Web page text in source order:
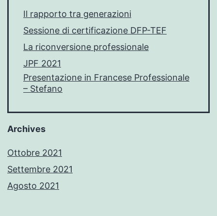
Il rapporto tra generazioni
Sessione di certificazione DFP-TEF
La riconversione professionale
JPF 2021
Presentazione in Francese Professionale
– Stefano
Archives
Ottobre 2021
Settembre 2021
Agosto 2021